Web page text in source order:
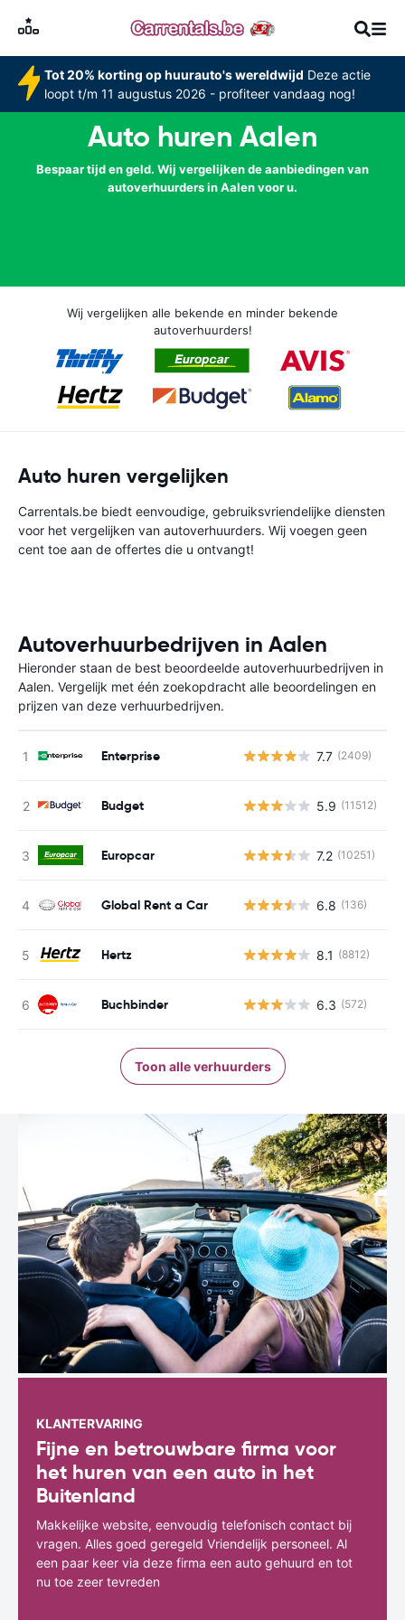
Tot 20% korting op huurauto's wereldwijd Deze actie
loopt t/m 11 augustus 2026 - profiteer vandaag nog!
Auto huren Aalen
Bespaar tijd en geld. Wij vergelijken de aanbiedingen van
autoverhuurders in Aalen voor u.
Wij vergelijken alle bekende en minder bekende
autoverhuurders!
Auto huren vergelijken
Carrentals.be biedt eenvoudige, gebruiksvriendelijke diensten
voor het vergelijken van autoverhuurders. Wij voegen geen
cent toe aan de offertes die u ontvangt!
Autoverhuurbedrijven in Aalen
Hieronder staan de best beoordeelde autoverhuurbedrijven in
Aalen. Vergelijk met één zoekopdracht alle beoordelingen en
prijzen van deze verhuurbedrijven.
Enterprise 7.7 (2409)
Budget 5.9 (11512)
Europcar 7.2 (10251)
Global Rent a Car 6.8 (136)
Hertz 8.1 (8812)
Buchbinder 6.3 (572)
Toon alle verhuurders
KLANTERVARING
Fijne en betrouwbare firma voor
het huren van een auto in het
Buitenland
Makkelijke website, eenvoudig telefonisch contact bij
vragen. Alles goed geregeld Vriendelijk personeel. Al
een paar keer via deze firma een auto gehuurd en tot
nu toe zeer tevreden